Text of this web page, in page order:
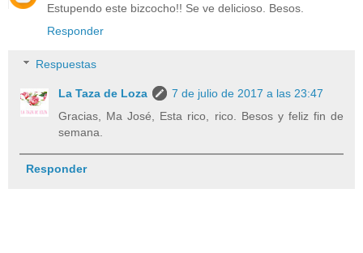
Estupendo este bizcocho!! Se ve delicioso. Besos.
Responder
Respuestas
La Taza de Loza
7 de julio de 2017 a las 23:47
Gracias, Ma José, Esta rico, rico. Besos y feliz fin de
semana.
Responder